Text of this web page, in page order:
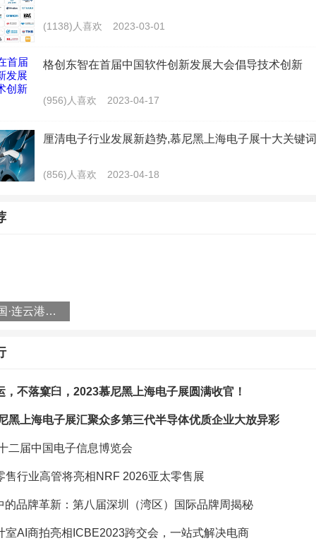
动形式，打造一场集思想碰撞、成果发布展示、合作对接于一体的品
建设与价值提升的精彩旅程。
01
第八届深圳（湾区）国际品牌周开幕大会暨
2024粤港澳大湾区质量品牌峰会
年5月9日14:30-18:00
圳广电大厦一楼演播大厅
探索新型工业化时代品牌发展新路径。
“深圳知名品牌”(湾区知名品牌)，“维谛”、“古瑞瓦特”、“四季椰林”、
125 个企业品牌上榜。“研祥智慧”等241 个品牌通过复审，“深圳知名品
知名品牌”称号。冠旭电子（Cleer）、吉田拉链（YKK）、杰普特（JPT
锐明技术（Streamax）、维谛技术（VERTIV）6个企业品牌为第十届“
(1138)人喜欢 2023-03-01
格创东智在首届中国软件创新发展大会倡导技术创新
(956)人喜欢 2023-04-17
厘清电子行业发展新趋势,慕尼黑上海电子展十大关键
(856)人喜欢 2023-04-18
第四届中国·连云港电商发展大会暨518网络购物季正式启动
，不落窠臼，2023慕尼黑上海电子展圆满收官！
黑上海电子展汇聚众多第三代半导体优质企业大放异彩
二届中国电子信息博览会
售行业高管将亮相NRF 2026亚太零售展
的品牌革新：第八届深圳（湾区）国际品牌周揭秘
室AI商拍亮相ICBE2023跨交会，一站式解决电商